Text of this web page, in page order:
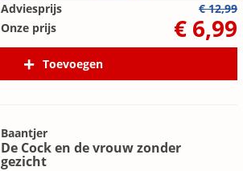
Adviesprijs
€ 12,99
Onze prijs
€ 6,99
Toevoegen
Baantjer
De Cock en de vrouw zonder
gezicht